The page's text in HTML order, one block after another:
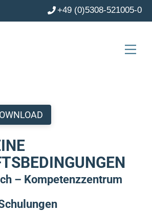
+49 (0)5308-521005-0
– Kompetenzzentrum